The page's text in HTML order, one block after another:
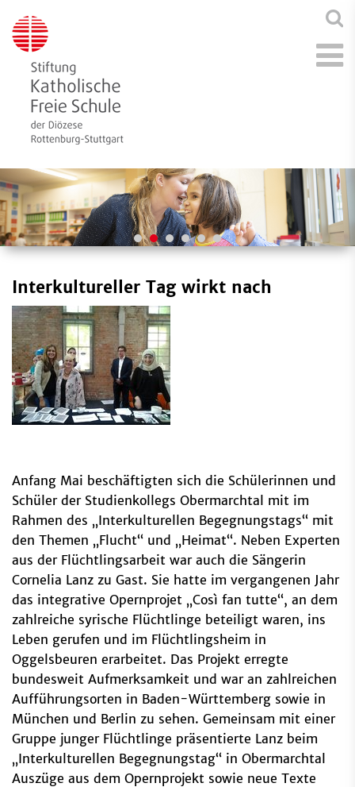
Interkultureller Tag wirkt nach
Anfang Mai beschäftigten sich die Schülerinnen und
Schüler der Studienkollegs Obermarchtal mit im
Rahmen des „Interkulturellen Begegnungstags“ mit
den Themen „Flucht“ und „Heimat“. Neben Experten
aus der Flüchtlingsarbeit war auch die Sängerin
Cornelia Lanz zu Gast. Sie hatte im vergangenen Jahr
das integrative Opernprojet „Così fan tutte“, an dem
zahlreiche syrische Flüchtlinge beteiligt waren, ins
Leben gerufen und im Flüchtlingsheim in
Oggelsbeuren erarbeitet. Das Projekt erregte
bundesweit Aufmerksamkeit und war an zahlreichen
Aufführungsorten in Baden-Württemberg sowie in
München und Berlin zu sehen. Gemeinsam mit einer
Gruppe junger Flüchtlinge präsentierte Lanz beim
„Interkulturellen Begegnungstag“ in Obermarchtal
Auszüge aus dem Opernprojekt sowie neue Texte